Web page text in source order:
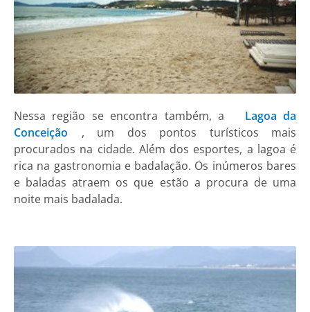
Nessa região se encontra também, a
Lagoa da
Conceição
, um dos pontos turísticos mais
procurados na cidade. Além dos esportes, a lagoa é
rica na gastronomia e badalação. Os inúmeros bares
e baladas atraem os que estão a procura de uma
noite mais badalada.